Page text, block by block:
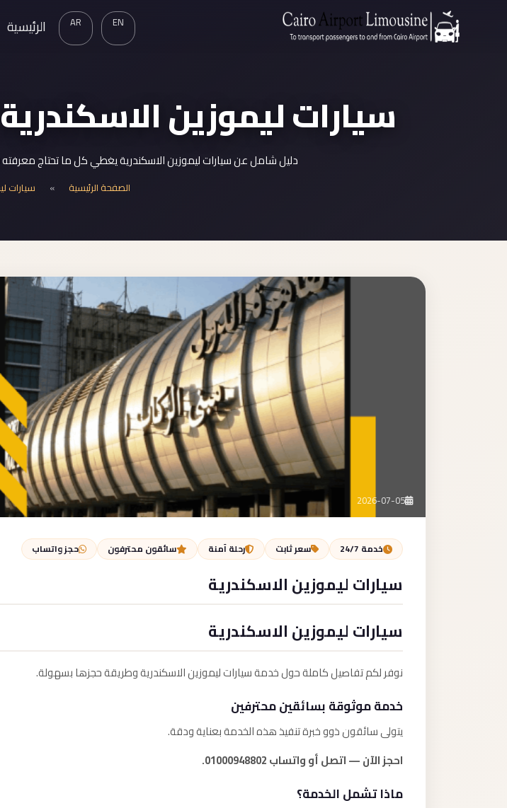
EN
AR الرئيسية
سيارات ليموزين
دليل شامل عن سيارات ليموزين الاسكندرية يغطي كل ما تحتاج
الصفحة الرئيسية » سيارات
2026-07-05
خدمة 24/7 سعر ثابت رحلة آمنة سائقون محترفون حجز واتساب
سيارات ليموزين الاسكندرية
سيارات ليموزين الاسكندرية
نوفر لكم تفاصيل كاملة حول خدمة سيارات ليموزين الاسكندرية وطريقة حجزها بسهولة.
خدمة موثوقة بسائقين محترفين
يتولى سائقون ذوو خبرة تنفيذ هذه الخدمة بعناية ودقة.
احجز الآن — اتصل أو واتساب 01000948802.
ماذا تشمل الخدمة؟